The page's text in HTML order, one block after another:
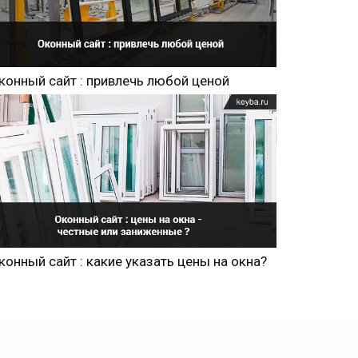
сайт : привлечь любой ценой
сайт : какие указать цены на окна?